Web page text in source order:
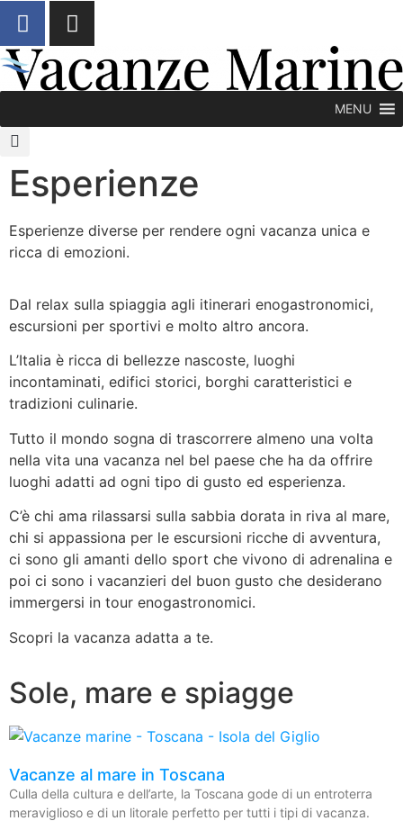
contenuto
MENU
Esperienze
Esperienze diverse per rendere ogni vacanza unica e
ricca di emozioni.
Dal relax sulla spiaggia agli itinerari enogastronomici,
escursioni per sportivi e molto altro ancora.
L’Italia è ricca di bellezze nascoste, luoghi
incontaminati, edifici storici, borghi caratteristici e
tradizioni culinarie.
Tutto il mondo sogna di trascorrere almeno una volta
nella vita una vacanza nel bel paese che ha da offrire
luoghi adatti ad ogni tipo di gusto ed esperienza.
C’è chi ama rilassarsi sulla sabbia dorata in riva al mare,
chi si appassiona per le escursioni ricche di avventura,
ci sono gli amanti dello sport che vivono di adrenalina e
poi ci sono i vacanzieri del buon gusto che desiderano
immergersi in tour enogastronomici.
Scopri la vacanza adatta a te.
Sole, mare e spiagge
Vacanze al mare in Toscana
Culla della cultura e dell’arte, la Toscana gode di un entroterra
meraviglioso e di un litorale perfetto per tutti i tipi di vacanza.